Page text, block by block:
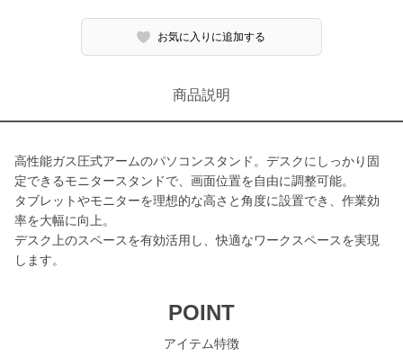
お気に入りに追加する
商品説明
高性能ガス圧式アームのパソコンスタンド。デスクにしっかり固
定できるモニタースタンドで、画面位置を自由に調整可能。
タブレットやモニターを理想的な高さと角度に設置でき、作業効
率を大幅に向上。
デスク上のスペースを有効活用し、快適なワークスペースを実現
します。
POINT
アイテム特徴